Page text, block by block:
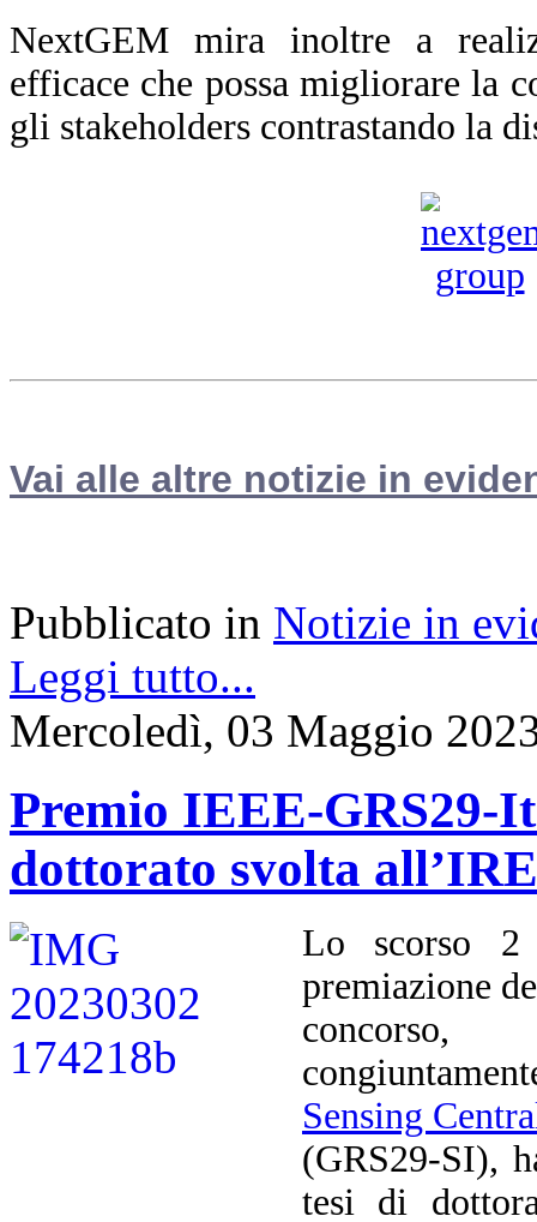
NextGEM mira inoltre a
efficace che possa migliorare la
gli stakeholders contrastando la
Vai alle altre notizie in
Pubblicato in Notizie in
Leggi tutto...
Mercoledì, 03 Maggio
Premio IEEE-GRS29-
dottorato svolta
Lo scorso
premiazione
concorso,
Sensing
(GRS29-SI),
tesi di